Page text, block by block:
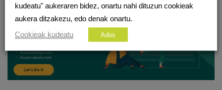
kudeatu" aukeraren bidez, onartu nahi dituzun cookieak
aukera ditzakezu, edo denak onartu.
Cookieak kudeatu
Ados